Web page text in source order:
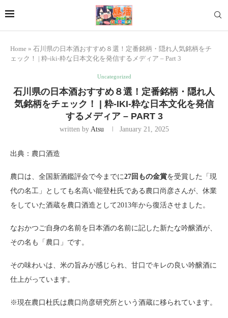
Home » 石川県の日本酒おすすめ８選！定番銘柄・隠れ人気銘柄をチ
ェック！ | 粋-iki-粋な日本文化を発信するメディア – Part 3
Uncategorized
石川県の日本酒おすすめ８選！定番銘柄・隠れ人
気銘柄をチェック！ | 粋-IKI-粋な日本文化を発信
するメディア – PART 3
written by Atsu January 21, 2025
出典：農口酒造
農口は、全国新酒鑑評会で今までに27回もの金賞を受賞した「現
代の名工」としても名高い能登杜氏である農口尚彦さんが、休業
をしていた酒蔵を農口酒造として2013年から復活させました。
なおかつご自身の名前を日本酒の名前に記した新たな吟醸酒が、
その名も「農口」です。
その味わいは、米の旨みが感じられ、甘口でキレの良い吟醸酒に
仕上がっています。
※現在農口杜氏は農口尚彦研究所という酒蔵に移られています。